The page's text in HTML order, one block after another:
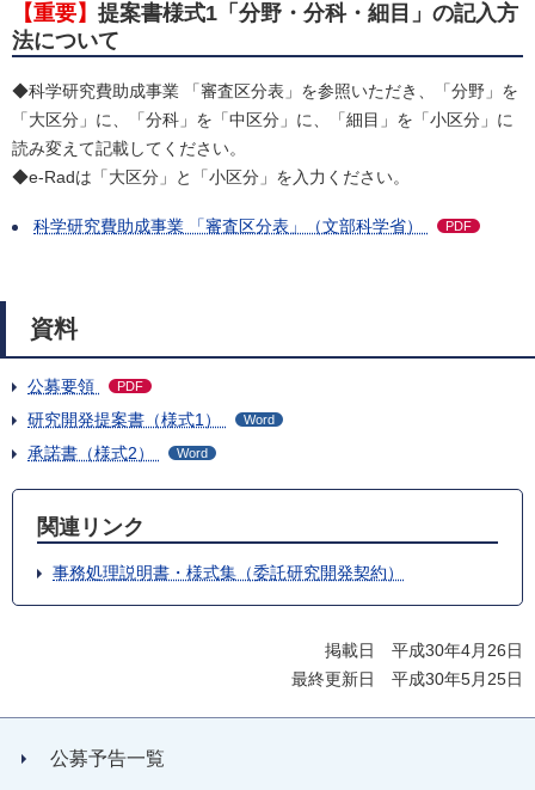
【重要】 提案書様式1「分野・分科・細目」の記入方
法について
◆科学研究費助成事業 「審査区分表」を参照いただき、「分野」を
「大区分」に、「分科」を「中区分」に、「細目」を「小区分」に
読み変えて記載してください。
◆e-Radは「大区分」と「小区分」を入力ください。
科学研究費助成事業 「審査区分表」（文部科学省） PDF
資料
公募要領 PDF
研究開発提案書（様式1） Word
承諾書（様式2） Word
関連リンク
事務処理説明書・様式集（委託研究開発契約）
掲載日 平成30年4月26日
最終更新日 平成30年5月25日
公募予告一覧